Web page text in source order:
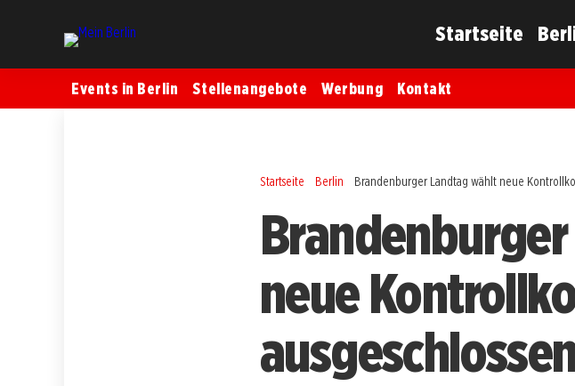
Startseite
Events in Berlin Stellenangebote Werbung Kontakt
Startseite Berlin Brandenburger Landtag wählt neue
neue